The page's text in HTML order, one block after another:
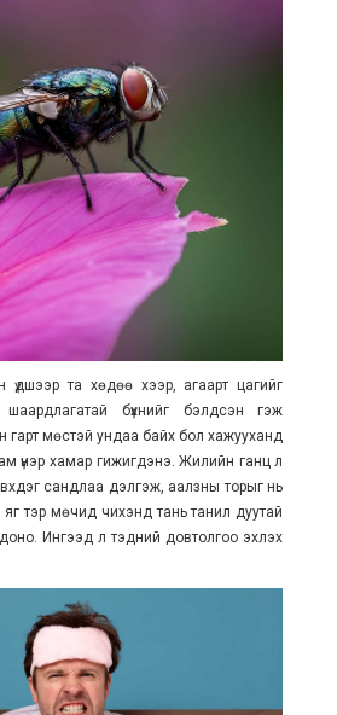
үдшээр та хөдөө хээр, агаарт цагийг
шаардлагатай бүхнийг бэлдсэн гэж
гарт мөстэй ундаа байх бол хажууханд
үнэр хамар гижигдэнэ. Жилийн ганц л
сандлаа дэлгэж, аалзны торыг нь
яг тэр мөчид чихэнд тань танил дуутай
Ингээд л тэдний довтолгоо эхлэх